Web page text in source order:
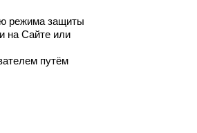
режима защиты
на Сайте или
путём